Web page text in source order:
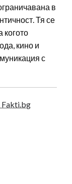
в
Тя се
когото
кино и
с
Fakti.bg